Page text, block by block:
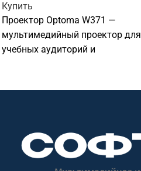
Купить
Проектор Optoma W371 —
мультимедийный проектор для
учебных аудиторий и
презентаций. Основные
технология: DLP.